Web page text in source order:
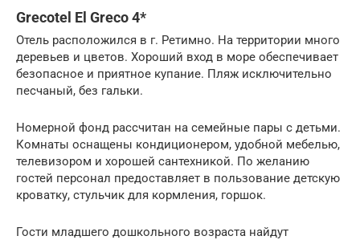
Grecotel El Greco 4*
Отель расположился в г. Ретимно. На территории много
деревьев и цветов. Хороший вход в море обеспечивает
безопасное и приятное купание. Пляж исключительно
песчаный, без гальки.
Номерной фонд рассчитан на семейные пары с детьми.
Комнаты оснащены кондиционером, удобной мебелью,
телевизором и хорошей сантехникой. По желанию
гостей персонал предоставляет в пользование детскую
кроватку, стульчик для кормления, горшок.
Гости младшего дошкольного возраста найдут